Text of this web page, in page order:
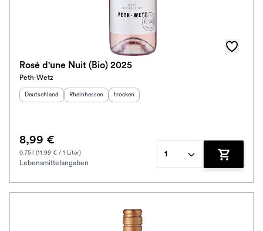
Rosé d'une Nuit (Bio) 2025
Peth-Wetz
Herkunftsland
Deutschland Herkunftsregion :
Rheinhessen Geschmack
trocken
8,99 €
0.75 l (11.99 € / 1 Liter)
Lebensmittelangaben
1
Zum